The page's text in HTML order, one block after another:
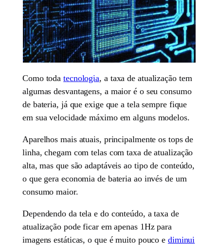
Como todatecnologia, a taxa de atualização tem
algumas desvantagens, a maior é o seu consumo
de bateria, já que exige que a tela sempre fique
em sua velocidade máximo em alguns modelos.
Aparelhos mais atuais, principalmente os tops de
linha, chegam com telas com taxa de atualização
alta, mas que são adaptáveis ao tipo de conteúdo,
o que gera economia de bateria ao invés de um
consumo maior.
Dependendo da tela e do conteúdo, a taxa de
atualização pode ficar em apenas 1Hz para
imagens estáticas, o que é muito pouco e diminui